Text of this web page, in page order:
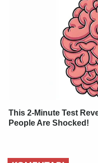
This 2-Minute Test
People Are Shocked!